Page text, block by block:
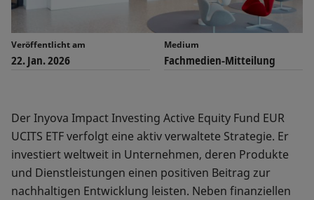
Veröffentlicht am
22. Jan. 2026
Medium
Fachmedien-Mitteilung
Der Inyova Impact Investing Active Equity Fund EUR
UCITS ETF verfolgt eine aktiv verwaltete Strategie. Er
investiert weltweit in Unternehmen, deren Produkte
und Dienstleistungen einen positiven Beitrag zur
nachhaltigen Entwicklung leisten. Neben finanziellen